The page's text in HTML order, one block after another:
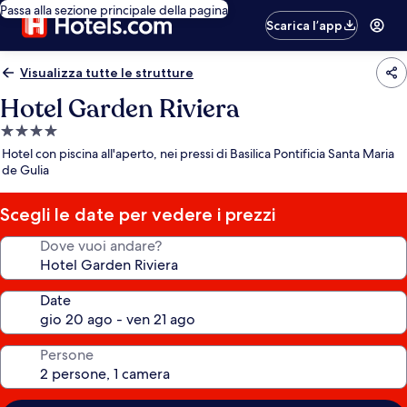
Passa alla sezione principale della pagina
Scarica l’app
Visualizza tutte le strutture
Hotel Garden Riviera
Struttura
a
4.0
stelle
Hotel con piscina all'aperto, nei pressi di Basilica Pontificia Santa Maria
de Gulia
Scegli le date per vedere i prezzi
Dove vuoi andare?
Date
Persone